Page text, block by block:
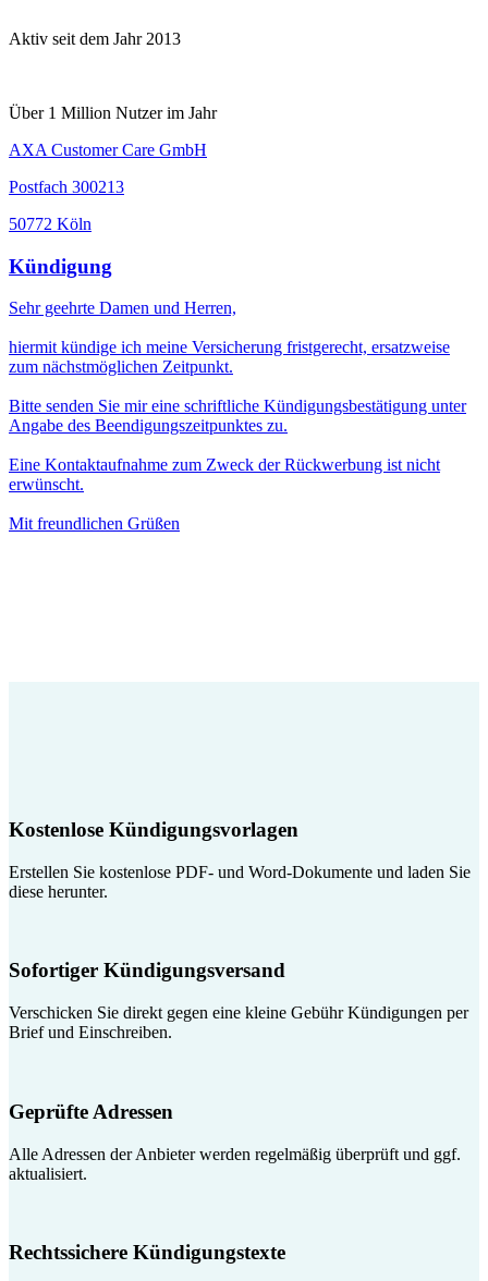
Aktiv seit dem Jahr 2013
Über 1 Million Nutzer im Jahr
AXA Customer Care GmbH
Postfach 300213
50772 Köln
Kündigung
Sehr geehrte Damen und Herren,
hiermit kündige ich meine Versicherung fristgerecht, ersatzweise
zum nächstmöglichen Zeitpunkt.
Bitte senden Sie mir eine schriftliche Kündigungsbestätigung unter
Angabe des Beendigungszeitpunktes zu.
Eine Kontaktaufnahme zum Zweck der Rückwerbung ist nicht
erwünscht.
Mit freundlichen Grüßen
Kostenlose Kündigungsvorlagen
Erstellen Sie kostenlose PDF- und Word-Dokumente und laden Sie
diese herunter.
Sofortiger Kündigungsversand
Verschicken Sie direkt gegen eine kleine Gebühr Kündigungen per
Brief und Einschreiben.
Geprüfte Adressen
Alle Adressen der Anbieter werden regelmäßig überprüft und ggf.
aktualisiert.
Rechtssichere Kündigungstexte